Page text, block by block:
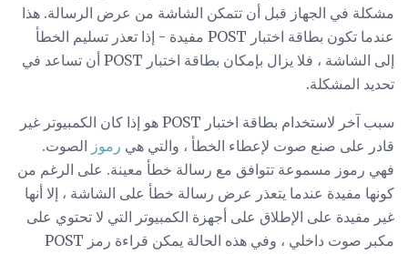
مشكلة في الجهاز قبل أن تتمكن الشاشة من عرض الرسالة. هذا
عندما تكون بطاقة اختبار POST مفيدة - إذا تعذر تسليم الخطأ
إلى الشاشة ، فلا يزال بإمكان بطاقة اختبار POST أن تساعد في
تحديد المشكلة.
سبب آخر لاستخدام بطاقة اختبار POST هو إذا كان الكمبيوتر غير
قادر على صنع صوت لإعطاء الخطأ ، والتي هي رموز الصوت.
فهي رموز مسموعة تتوافق مع رسالة خطأ معينة. على الرغم من
كونها مفيدة عندما يتعذر عرض رسالة خطأ على الشاشة ، إلا أنها
غير مفيدة على الإطلاق على أجهزة الكمبيوتر التي لا تحتوي على
مكبر صوت داخلي ، وفي هذه الحالة يمكن قراءة رمز POST